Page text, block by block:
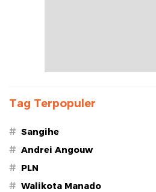
Tag Terpopuler
# Sangihe
# Andrei Angouw
# PLN
# Walikota Manado